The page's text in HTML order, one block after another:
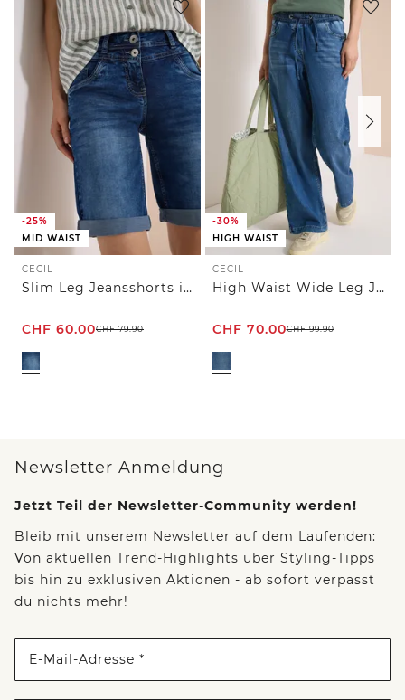
-25%
MID WAIST
CECIL
Slim Leg Jeansshorts im Casual Fit
CHF 60.00CHF79.90
-30%
HIGH WAIST
CECIL
High Waist Wide Leg Jeans im Loose Fit
CHF 70.00CHF99.90
Newsletter Anmeldung
Jetzt Teil der Newsletter-Community werden!
Bleib mit unserem Newsletter auf dem Laufenden:
Von aktuellen Trend-Highlights über Styling-Tipps
bis hin zu exklusiven Aktionen - ab sofort verpasst
du nichts mehr!
E-Mail-Adresse *